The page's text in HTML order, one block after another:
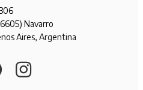
Navarro
Aires, Argentina